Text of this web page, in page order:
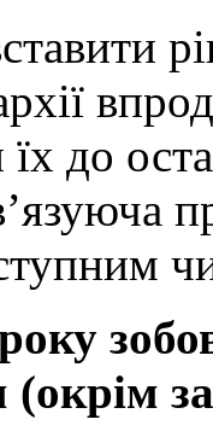
їх до
(окрім